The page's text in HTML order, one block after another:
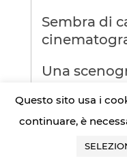
Sembra di
Una
scatola di
Questo sito usa i
continuare, è